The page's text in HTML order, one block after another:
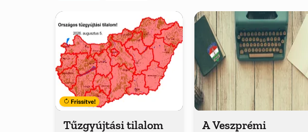
Frissítve!
Tűzgyújtási tilalom
A Veszprémi